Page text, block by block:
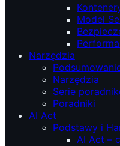
Model
Narzędzia
Narzędzia
Serie
Poradniki
AI Act
Podstawy i
AI Act –